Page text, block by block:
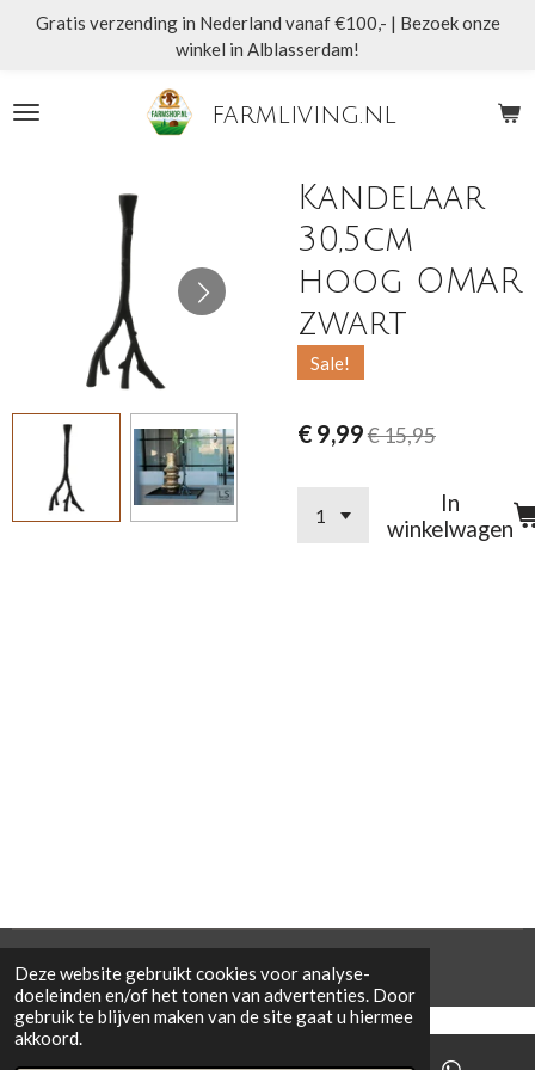
Deze website gebruikt cookies voor analyse-
doeleinden en/of het tonen van advertenties. Door
gebruik te blijven maken van de site gaat u hiermee
akkoord.
de
farmliving.nl
Gratis verzending in Nederland vanaf €100,- | Bezoek onze
winkel in Alblasserdam!
Kandelaar
30,5cm
hoog OMAR
zwart
Sale!
€ 9,99€ 15,95
In
winkelwagen
© 2021 Cowporation Farmshop